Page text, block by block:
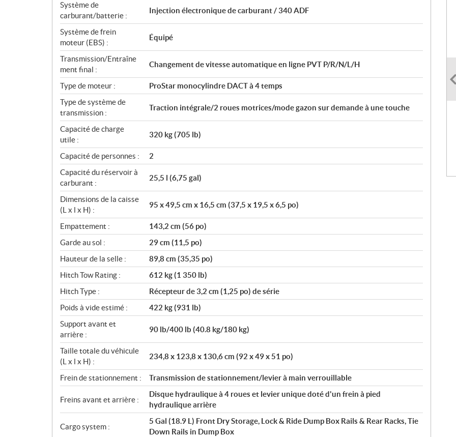
Système de
carburant/batterie :
Injection électronique de carburant / 340 ADF
Système de frein
moteur (EBS) :
Équipé
Transmission/Entraîne
ment final :
Changement de vitesse automatique en ligne PVT P/R/N/L/H
Type de moteur :
ProStar monocylindre DACT à 4 temps
Type de système de
transmission :
Traction intégrale/2 roues motrices/mode gazon sur demande à une touche
Capacité de charge
utile :
320 kg (705 lb)
Capacité de personnes :
2
Capacité du réservoir à
carburant :
25,5 l (6,75 gal)
Dimensions de la caisse
(L x l x H) :
95 x 49,5 cm x 16,5 cm (37,5 x 19,5 x 6,5 po)
Empattement :
143,2 cm (56 po)
Garde au sol :
29 cm (11,5 po)
Hauteur de la selle :
89,8 cm (35,35 po)
Hitch Tow Rating :
612 kg (1 350 lb)
Hitch Type :
Récepteur de 3,2 cm (1,25 po) de série
Poids à vide estimé :
422 kg (931 lb)
Support avant et
arrière :
90 lb/400 lb (40.8 kg/180 kg)
Taille totale du véhicule
(L x l x H) :
234,8 x 123,8 x 130,6 cm (92 x 49 x 51 po)
Frein de stationnement : Transmission de stationnement/levier à main verrouillable
Freins avant et arrière :
Disque hydraulique à 4 roues et levier unique doté d'un frein à pied
hydraulique arrière
Cargo system :
5 Gal (18.9 L) Front Dry Storage, Lock & Ride Dump Box Rails & Rear Racks, Tie
Down Rails in Dump Box